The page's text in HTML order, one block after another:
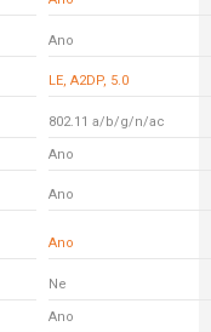
Ano
LE, A2DP, 5.0
802.11 a/b/g/n/ac
Ano
Ano
Ano
Ne
Ano